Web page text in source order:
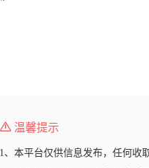
温馨提示
1、本平台仅供信息发布，任何收